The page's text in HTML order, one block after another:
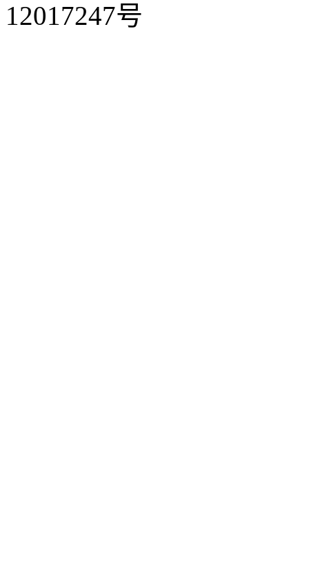
12017247号